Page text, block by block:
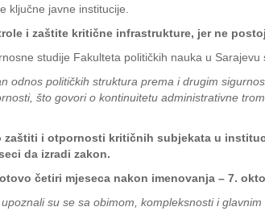
ključne javne institucije.
i zaštite kritične infrastrukture, jer ne
studije Fakulteta političkih nauka u
odnos političkih struktura prema i drugim
što govori o kontinuitetu administrativne
zaštiti i otpornosti kritičnih subjekata u
da izradi zakon.
četiri mjeseca nakon imenovanja – 7.
su se sa obimom, kompleksnosti i